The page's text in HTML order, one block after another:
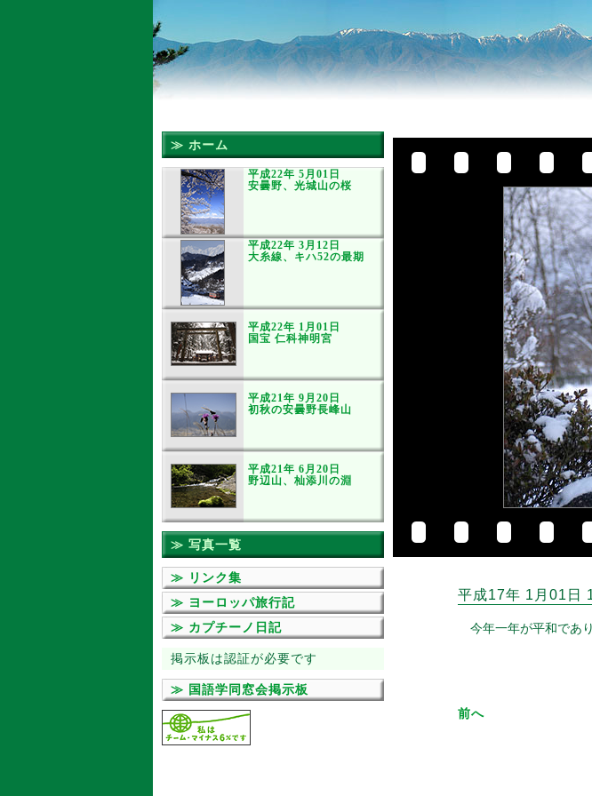
平成17年 1月01日
今年一年が平和であ
前へ
≫ ホーム
平成22年 5月01日
安曇野、光城山の桜
平成22年 3月12日
大糸線、キハ52の最期
平成22年 1月01日
国宝 仁科神明宮
平成21年 9月20日
初秋の安曇野長峰山
平成21年 6月20日
野辺山、杣添川の淵
≫ 写真一覧
≫ リンク集
≫ ヨーロッパ旅行記
≫ カプチーノ日記
掲示板は認証が必要です
≫ 国語学同窓会掲示板